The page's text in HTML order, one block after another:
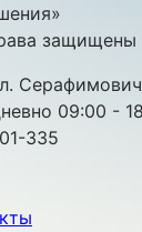
защищены
09:00 -
335